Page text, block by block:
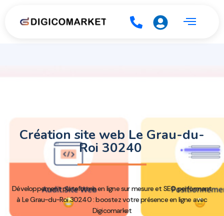
Création site web Le Grau-du-
Roi 30240
Développement plateforme en ligne sur mesure et SEO performant
à Le Grau-du-Roi 30240 : boostez votre présence en ligne avec
Digicomarket